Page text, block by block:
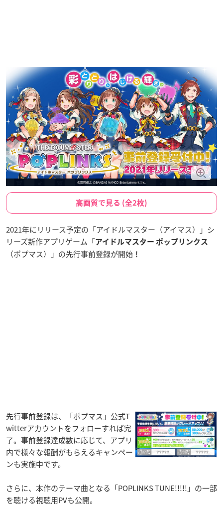
高画質で見る (全2枚)
2021年にリリース予定の「アイドルマスター（アイマス）」シ
リーズ新作アプリゲーム「アイドルマスター ポップリンクス
（ポプマス）」の先行事前登録が開始！
先行事前登録は、「ポプマス」公式T
witterアカウントをフォローすれば完
了。事前登録達成数に応じて、アプリ
内で様々な報酬がもらえるキャンペー
ンも実施中です。
さらに、本作のテーマ曲となる「POPLINKS TUNE!!!!!」の一部
を聴ける視聴用PVも公開。